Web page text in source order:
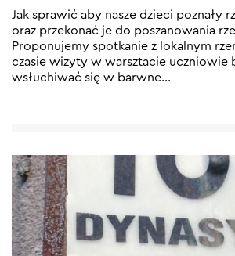
Jak sprawić aby nasze dzieci poznały
oraz przekonać je do poszanowania
Proponujemy spotkanie z lokalnym
czasie wizyty w warsztacie uczniowie
wsłuchiwać się w barwne…